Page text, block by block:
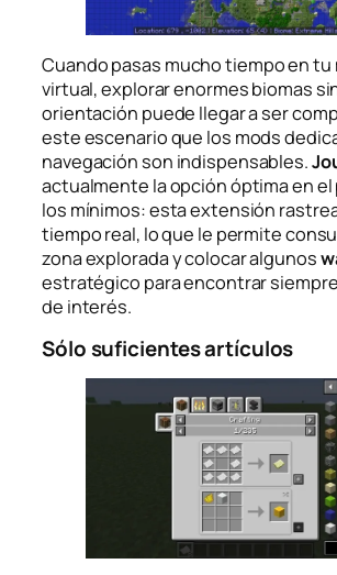
Cuando pasas mucho tiempo en tu
virtual, explorar enormes biomas
orientación puede llegar a ser
este escenario que los mods
navegación son indispensables.
actualmente la opción óptima en el
los mínimos: esta extensión
tiempo real, lo que le permite
zona explorada y colocar algunos
estratégico para encontrar
de interés.
Sólo suficientes artículos